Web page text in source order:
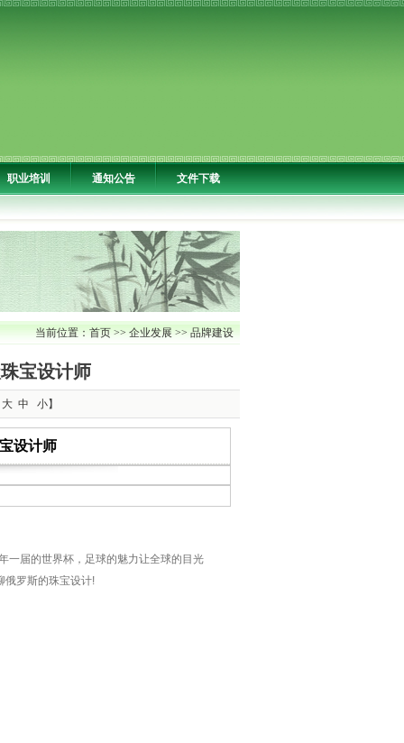
职业培训 通知公告 文件下载
当前位置： 首页>> 企业发展 >> 品牌建设
宝设计师
大 中 小】
设计师
一届的世界杯，足球的魅力让全球的目光
俄罗斯的珠宝设计!